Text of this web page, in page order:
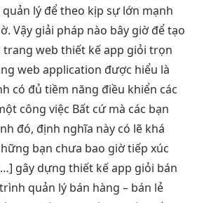
lý để theo kịp sự lớn mạnh
Vậy giải pháp nào bây giờ để tạo
web thiết kế app giỏi trọn
web application được hiểu là
có đủ tiềm năng điều khiển các
công việc Bất cứ mà các bạn
đó, định nghĩa này có lẽ khá
bạn chưa bao giờ tiếp xúc
gây dựng thiết kế app giỏi bán
quản lý bán hàng – bán lẻ